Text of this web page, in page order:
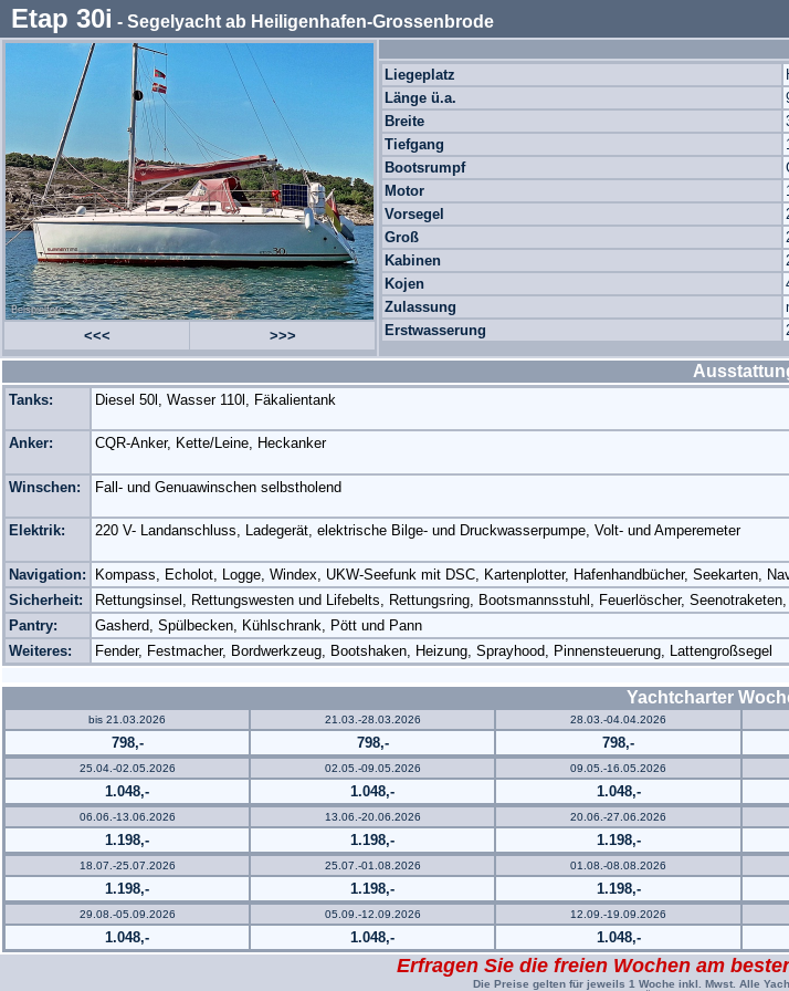
Etap 30i - Segelyacht ab Heiligenhafen-Grossenbrode
Beispielfoto
<<< >>>
Liegeplatz
Länge ü.a.
Breite
Tiefgang
Bootsrumpf
Motor
Vorsegel
Groß
Kabinen
Kojen
Zulassung
Erstwasserung
Tanks: Diesel 50l, Wasser 110l, Fäkalientank
Anker: CQR-Anker, Kette/Leine, Heckanker
Winschen: Fall- und Genuawinschen selbstholend
Elektrik: 220 V- Landanschluss, Ladegerät, elektrische Bilge- und Druckwasserpumpe, Volt- und Amperemeter
Navigation:
Kompass, Echolot, Logge, Windex, UKW-Seefunk mit DSC, Kartenplotter, Hafenhandbücher, Seekarten,
Sicherheit:
Rettungsinsel, Rettungswesten und Lifebelts, Rettungsring, Bootsmannsstuhl, Feuerlöscher,
Pantry:
Gasherd, Spülbecken, Kühlschrank, Pött und Pann
Weiteres:
Fender, Festmacher, Bordwerkzeug, Bootshaken, Heizung, Sprayhood, Pinnensteuerung, Lattengroßsegel
Yachtcharter
bis 21.03.2026 21.03.-28.03.2026 28.03.-04.04.2026
798,- 798,- 798,-
25.04.-02.05.2026 02.05.-09.05.2026 09.05.-16.05.2026
1.048,- 1.048,- 1.048,-
06.06.-13.06.2026 13.06.-20.06.2026 20.06.-27.06.2026
1.198,- 1.198,- 1.198,-
18.07.-25.07.2026 25.07.-01.08.2026 01.08.-08.08.2026
1.198,- 1.198,- 1.198,-
29.08.-05.09.2026 05.09.-12.09.2026 12.09.-19.09.2026
1.048,- 1.048,- 1.048,-
Erfragen Sie die freien Wochen am
Die Preise gelten für jeweils 1 Woche inkl. Mwst. Alle